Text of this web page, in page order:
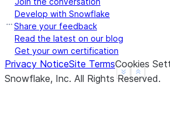
a    False
b     True
c     True
d     None
f     None
dtype: object
Show less
See more
Develop with Snowflake
Share your feedback
Read the latest on our blog
Get your own certification
Privacy NoticeSite TermsCookies
Snowflake, Inc. All Rights Reserved.